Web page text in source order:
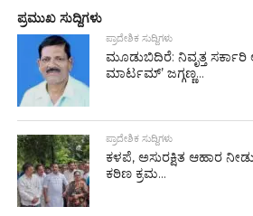
ಪ್ರಮುಖ ಸುದ್ದಿಗಳು
ಪ್ರಾದೇಶಿಕ ಸುದ್ದಿಗಳು
ಮೂಡುಬಿದಿರೆ: ನಿವೃತ್ತ ಸರ್ಕಾರಿ
ಮಾರ್ಟಮ್’ ಜಗ್ಗಣ್ಣ...
ಪ್ರಾದೇಶಿಕ ಸುದ್ದಿಗಳು
ಕಳಪೆ, ಅಸುರಕ್ಷಿತ ಆಹಾರ
ಕಠಿಣ ಕ್ರಮ...